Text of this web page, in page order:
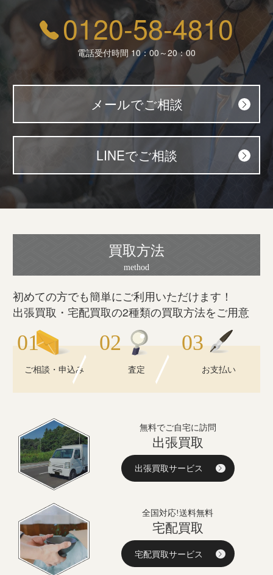
0120-58-4810
電話受付時間 10：00～20：00
メールでご相談
LINEでご相談
買取方法
初めての方でも簡単にご利用いただけます！
出張買取・宅配買取の2種類の買取方法をご用意
ご相談・申込み 査定 お支払い
無料でご自宅に訪問
出張買取
出張買取サービス
全国対応!送料無料
宅配買取
宅配買取サービス